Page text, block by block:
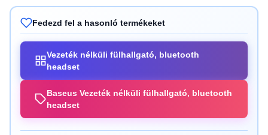
Fedezd fel a hasonló termékeket
Vezeték nélküli fülhallgató, bluetooth
headset
Baseus Vezeték nélküli fülhallgató, bluetooth
headset